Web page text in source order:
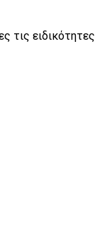
τις ειδικότητες